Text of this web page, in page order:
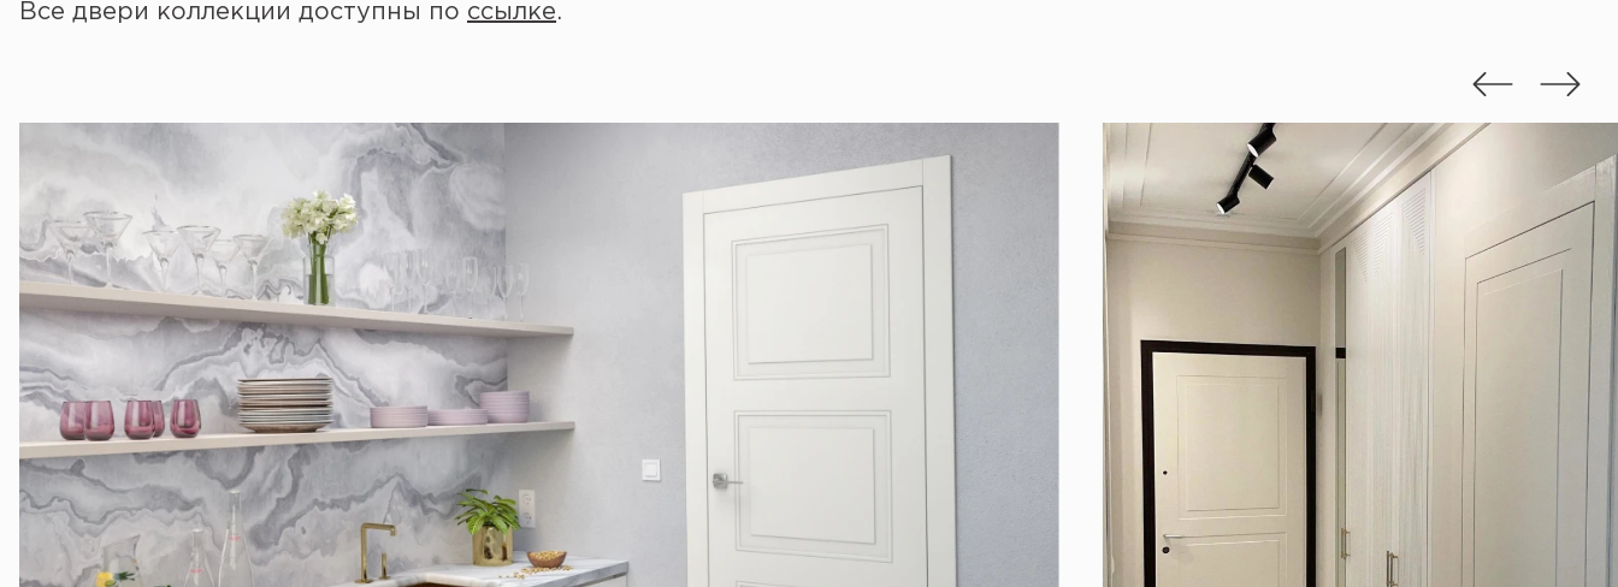
Все двери коллекции доступны по ссылке.